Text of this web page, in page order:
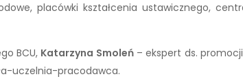
placówki kształcenia ustawicznego,
BCU, Katarzyna Smoleń– ekspert ds.
uczelnia-pracodawca.